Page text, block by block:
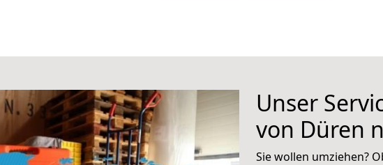
Unser
von Düren
Sie wollen umziehen?